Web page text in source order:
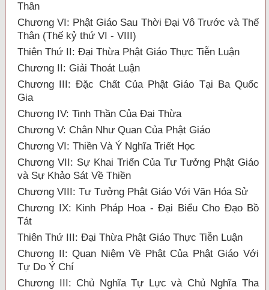
Thân
Chương VI: Phật Giáo Sau Thời Đại Vô Trước và Thế
Thân (Thế kỷ thứ VI - VIII)
Thiên Thứ II: Đại Thừa Phật Giáo Thực Tiễn Luận
Chương II: Giải Thoát Luận
Chương III: Đặc Chất Của Phật Giáo Tại Ba Quốc
Gia
Chương IV: Tinh Thần Của Đại Thừa
Chương V: Chân Như Quan Của Phật Giáo
Chương VI: Thiền Và Ý Nghĩa Triết Học
Chương VII: Sự Khai Triển Của Tư Tưởng Phật Giáo
và Sự Khảo Sát Về Thiền
Chương VIII: Tư Tưởng Phật Giáo Với Văn Hóa Sử
Chương IX: Kinh Pháp Hoa - Đại Biểu Cho Đạo Bồ
Tát
Thiên Thứ III: Đại Thừa Phật Giáo Thực Tiễn Luận
Chương II: Quan Niệm Về Phật Của Phật Giáo Với
Tự Do Ý Chí
Chương III: Chủ Nghĩa Tự Lực và Chủ Nghĩa Tha